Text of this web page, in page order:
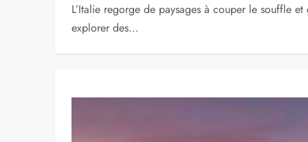
L’Italie regorge de paysages à couper le souffle
explorer des…